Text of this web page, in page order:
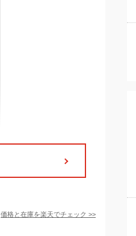
価格と在庫を楽天でチェック >>